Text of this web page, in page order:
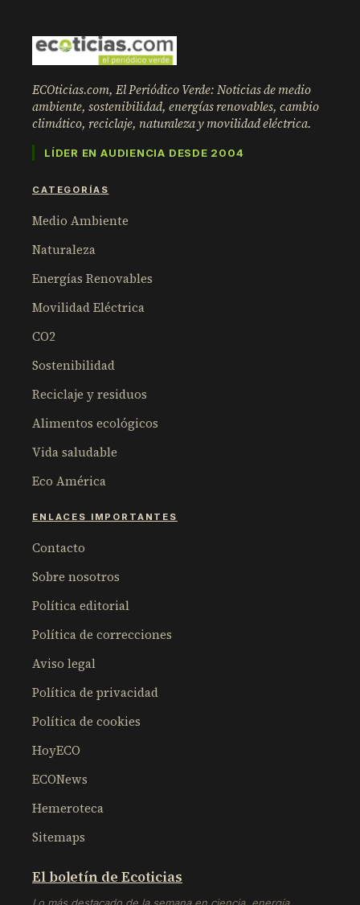
ECOticias.com, El Periódico Verde: Noticias de medio
ambiente, sostenibilidad, energías renovables, cambio
climático, reciclaje, naturaleza y movilidad eléctrica.
LÍDER EN AUDIENCIA DESDE 2004
CATEGORÍAS
Medio Ambiente
Naturaleza
Energías Renovables
Movilidad Eléctrica
CO2
Sostenibilidad
Reciclaje y residuos
Alimentos ecológicos
Vida saludable
Eco América
ENLACES IMPORTANTES
Contacto
Sobre nosotros
Política editorial
Política de correcciones
Aviso legal
Política de privacidad
Política de cookies
HoyECO
ECONews
Hemeroteca
Sitemaps
El boletín de Ecoticias